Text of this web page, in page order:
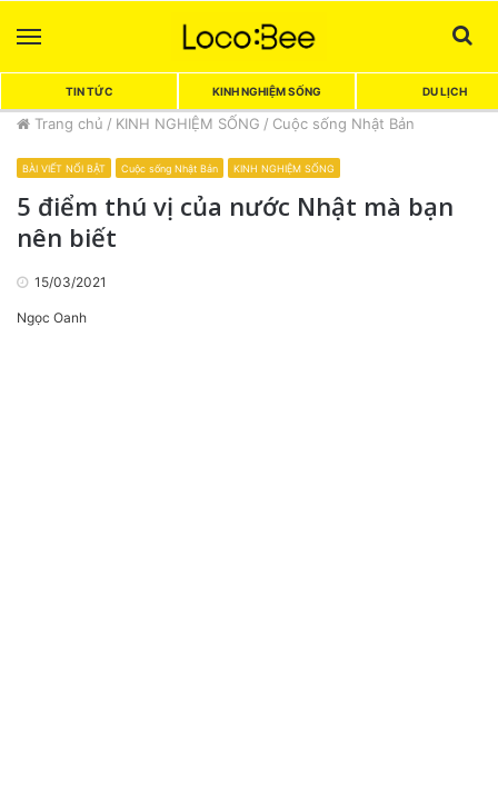
TIN TỨC KINH NGHIỆM SỐNG DU LỊCH
Trang chủ / KINH NGHIỆM SỐNG / Cuộc sống Nhật Bản
BÀI VIẾT NỔI BẬT Cuộc sống Nhật Bản KINH NGHIỆM SỐNG
5 điểm thú vị của nước Nhật mà bạn
nên biết
15/03/2021
Ngọc Oanh